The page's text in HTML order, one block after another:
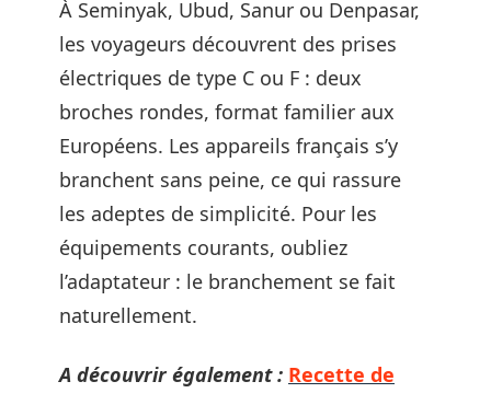
À Seminyak, Ubud, Sanur ou Denpasar,
les voyageurs découvrent des prises
électriques de type C ou F : deux
broches rondes, format familier aux
Européens. Les appareils français s’y
branchent sans peine, ce qui rassure
les adeptes de simplicité. Pour les
équipements courants, oubliez
l’adaptateur : le branchement se fait
naturellement.
A découvrir également : Recette de